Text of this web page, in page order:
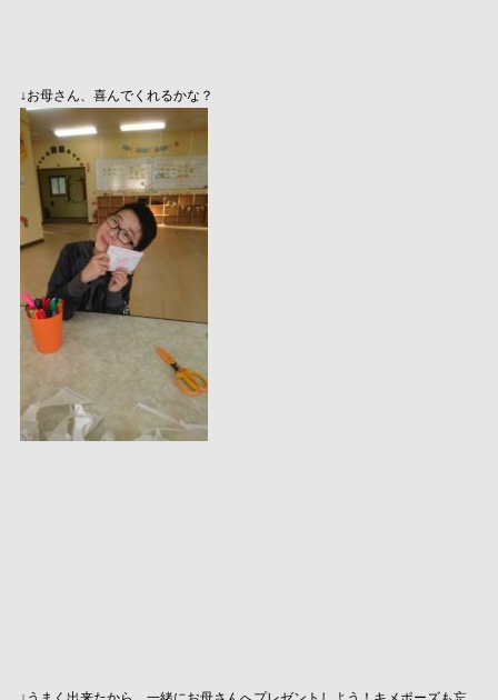
↓お母さん、喜んでくれるかな？